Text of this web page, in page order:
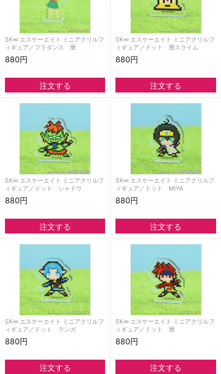
SK∞ エスケーエイト ミニアクリルフ
ィギュア／フラダンス 暦
880円
SK∞ エスケーエイト ミニアクリルフ
ィギュア／ドット 暦スライム
880円
SK∞ エスケーエイト ミニアクリルフ
ィギュア／ドット シャドウ
880円
SK∞ エスケーエイト ミニアクリルフ
ィギュア／ドット MIYA
880円
SK∞ エスケーエイト ミニアクリルフ
ィギュア／ドット ランガ
880円
SK∞ エスケーエイト ミニアクリルフ
ィギュア／ドット 暦
880円